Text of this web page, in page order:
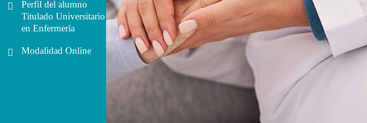
Perfil del alumno
Titulado Universitario
en Enfermería
Modalidad Online